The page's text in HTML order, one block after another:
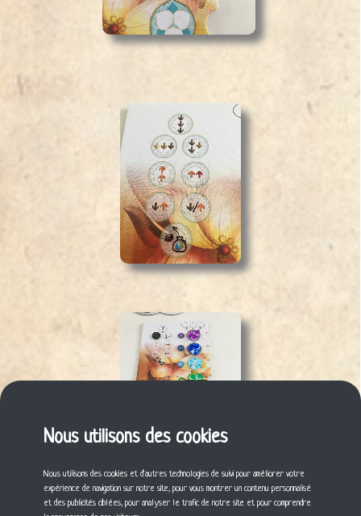
Nous utilisons des cookies
Nous utilisons des cookies et d'autres technologies de suivi pour améliorer votre
expérience de navigation sur notre site, pour vous montrer un contenu personnalisé
et des publicités ciblées, pour analyser le trafic de notre site et pour comprendre